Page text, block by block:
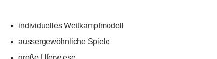
individuelles Wettkampfmodell
aussergewöhnliche Spiele